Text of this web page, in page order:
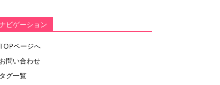
ビゲーション
TOPページへ
お問い合わせ
タグ一覧